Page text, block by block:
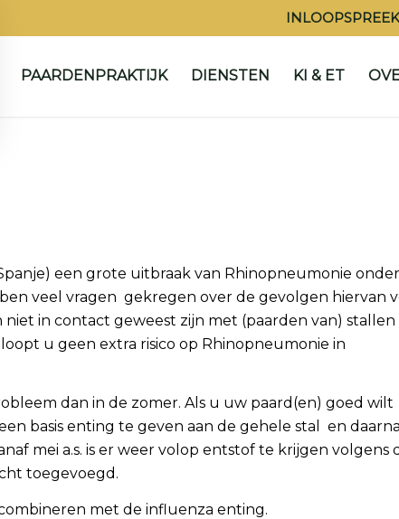
PAARDENPRAKTIJK DIENSTEN KI & ET
een grote uitbraak van Rhinopneumonie onder
veel vragen gekregen over de gevolgen hiervan
in contact geweest zijn met (paarden van) stallen
u geen extra risico op Rhinopneumonie in
dan in de zomer. Als u uw paard(en) goed wilt
basis enting te geven aan de gehele stal en daarna
mei a.s. is er weer volop entstof te krijgen volgens
toegevoegd.
met de influenza enting.